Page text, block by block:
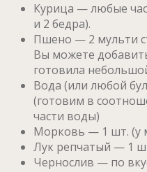
Курица — любые
и 2 бедра).
Пшено — 2 мульти
Вы можете
готовила
Вода (или любой
(готовим в
части воды)
Морковь — 1 шт. (у
Лук репчатый — 1
Чернослив — по